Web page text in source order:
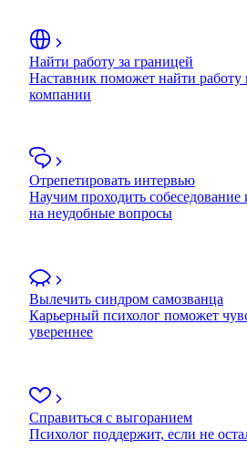
Найти работу за границей
Наставник поможет найти работу
компании
Отрепетировать интервью
Научим проходить собеседование
на неудобные вопросы
Вылечить синдром самозванца
Карьерный психолог поможет
увереннее
Справиться с выгоранием
Психолог поддержит, если не